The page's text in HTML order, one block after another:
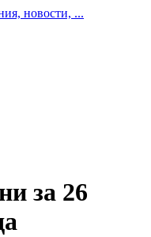
новости, ...
за 26